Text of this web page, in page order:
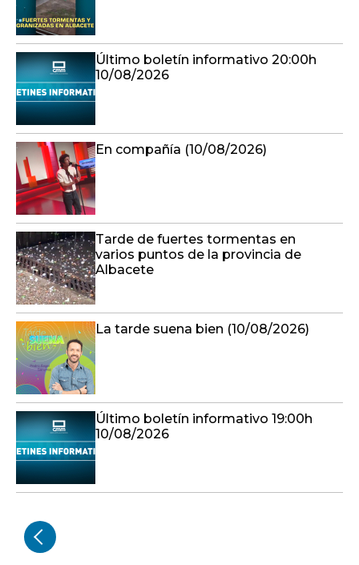
Último boletín informativo 20:00h
10/08/2026
En compañía (10/08/2026)
Tarde de fuertes tormentas en
varios puntos de la provincia de
Albacete
La tarde suena bien (10/08/2026)
Último boletín informativo 19:00h
10/08/2026